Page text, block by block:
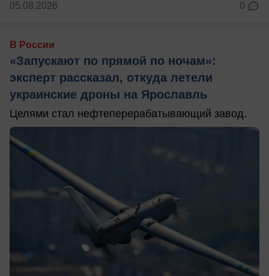
05.08.2026 0
В России
«Запускают по прямой по ночам»:
эксперт рассказал, откуда летели
украинские дроны на Ярославль
Целями стал нефтеперерабатывающий завод.